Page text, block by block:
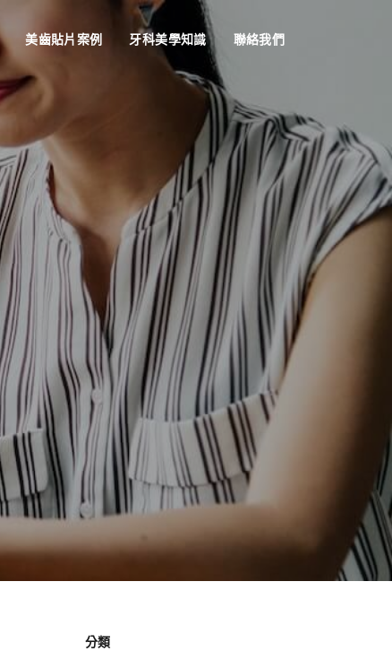
美齒貼片案例 牙科美學知識 聯絡我們
分類